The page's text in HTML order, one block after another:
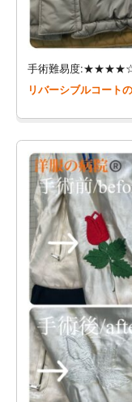
手術難易度
リバーシブルコート